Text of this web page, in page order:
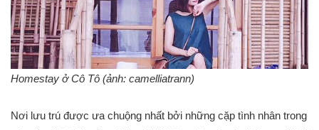
Homestay ở Cô Tô (ảnh: camelliatrann)
Nơi lưu trú được ưa chuộng nhất bởi những cặp tình nhân trong